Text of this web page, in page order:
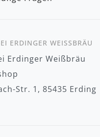
ERDINGER WEISSBRÄU
Erdinger Weißbräu
Str. 1, 85435 Erding